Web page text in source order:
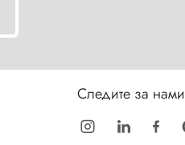
Следите за нами